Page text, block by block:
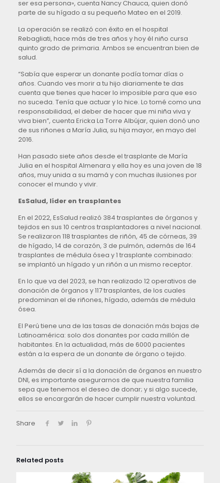
ser esa persona», cuenta Nancy Chauca, quien donó
parte de su hígado a su pequeño Mateo en el 2019.
La operación se realizó con éxito en el hospital
Rebagliati, hace más de tres años y hoy él niño cursa
quinto grado de primaria. Ambos se encuentran bien de
salud.
“Sabía que esperar un donante podía tomar días o
años. Cuando ves morir a tu hijo diariamente te das
cuenta que tienes que hacer lo imposible para que eso
no suceda. Tenía que actuar y lo hice. Lo tomé como una
responsabilidad, el deber de hacer que mi niña viva y
viva bien”, cuenta Ericka La Torre Albújar, quien donó uno
de sus riñones a María Julia, su hija mayor, en mayo del
2016.
Han pasado siete años desde el trasplante de María
Julia en el hospital Almenara y ella hoy es una joven de 18
años, muy unida a su mamá y con muchas ilusiones por
conocer el mundo y vivir.
EsSalud, líder en trasplantes
En el 2022, EsSalud realizó 384 trasplantes de órganos y
tejidos en sus 10 centros trasplantadores a nivel nacional.
Se realizaron 118 trasplantes de riñón, 45 de córneas, 39
de hígado, 14 de corazón, 3 de pulmón, además de 164
trasplantes de médula ósea y 1 trasplante combinado:
se implantó un hígado y un riñón a un mismo receptor.
En lo que va del 2023, se han realizado 12 operativos de
donación de órganos y 117 trasplantes, de los cuales
predominan el de riñones, hígado, además de médula
ósea.
El Perú tiene una de las tasas de donación más bajas de
Latinoamérica: solo dos donantes por cada millón de
habitantes. En la actualidad, más de 6000 pacientes
están a la espera de un donante de órgano o tejido.
Además de decir sí a la donación de órganos en nuestro
DNI, es importante asegurarnos de que nuestra familia
sepa que tenemos el deseo de donar; y si algo sucede,
ellos se encargarán de hacer cumplir nuestra voluntad.
Share
Related posts